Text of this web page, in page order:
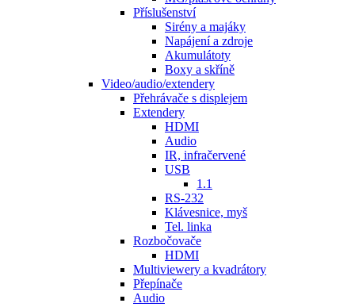
Příslušenství
Sirény a majáky
Napájení a zdroje
Akumulátoty
Boxy a skříně
Video/audio/extendery
Přehrávače s displejem
Extendery
HDMI
Audio
IR, infračervené
USB
1.1
RS-232
Klávesnice, myš
Tel. linka
Rozbočovače
HDMI
Multiviewery a kvadrátory
Přepínače
Audio